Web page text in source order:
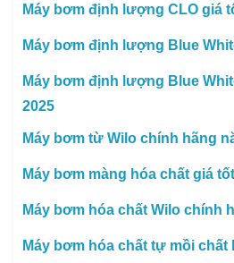
Máy bơm định lượng CLO giá
Máy bơm định lượng Blue
Máy bơm định lượng Blue
2025
Máy bơm từ Wilo chính hãng
Máy bơm màng hóa chất giá
Máy bơm hóa chất Wilo chính
Máy bơm hóa chất tự mồi chất